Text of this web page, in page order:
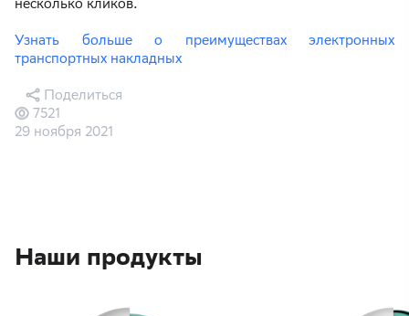
несколько кликов.
Узнать больше о преимуществах электронных
транспортных накладных
29 ноября 2021
7521
Поделиться
Наши продукты